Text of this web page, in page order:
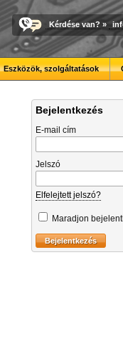
Kérdése van? »
Eszközök, szolgáltatások
Bejelentkezés
E-mail cím
Jelszó
Elfelejtett jelszó?
Maradjon